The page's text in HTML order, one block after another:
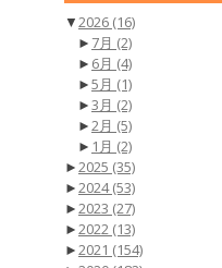
▼2026 (16)
► 7月 (2)
► 6月 (4)
►5月 (1)
►3月 (2)
►2月 (5)
► 1月 (2)
►2025 (35)
►2024(53)
►2023 (27)
►2022 (13)
►2021 (154)